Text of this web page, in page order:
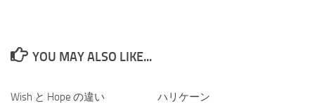
YOU MAY ALSO LIKE...
Wish と Hope の違い ハリケーン